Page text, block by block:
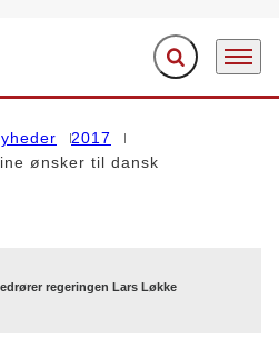
Fold søgefelt ud
Menu
2017
ønsker til dansk
regeringen Lars Løkke